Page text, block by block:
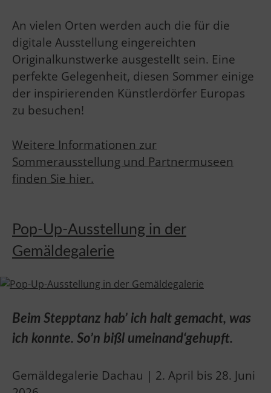
An vielen Orten werden auch die für die
digitale Ausstellung eingereichten
Originalkunstwerke ausgestellt sein. Eine
perfekte Gelegenheit, diesen Sommer einige
der inspirierenden Künstlerdörfer Europas
zu besuchen!
Weitere Informationen zur
Sommerausstellung und Partnermuseen
finden Sie hier.
Pop-Up-Ausstellung in der
Gemäldegalerie
Beim Stepptanz hab’ ich halt gemacht, was
ich konnte. So’n bißl umeinand‘gehupft.
Gemäldegalerie Dachau | 2. April bis 28. Juni